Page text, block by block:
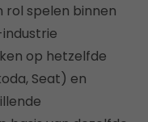
rol spelen binnen
op hetzelfde
Seat) en